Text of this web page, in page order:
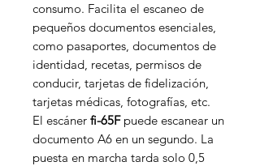
consumo. Facilita el escaneo de
pequeños documentos esenciales,
como pasaportes, documentos de
identidad, recetas, permisos de
conducir, tarjetas de fidelización,
tarjetas médicas, fotografías, etc.
El escáner fi-65Fpuede escanear un
documento A6 en un segundo. La
puesta en marcha tarda solo 0,5